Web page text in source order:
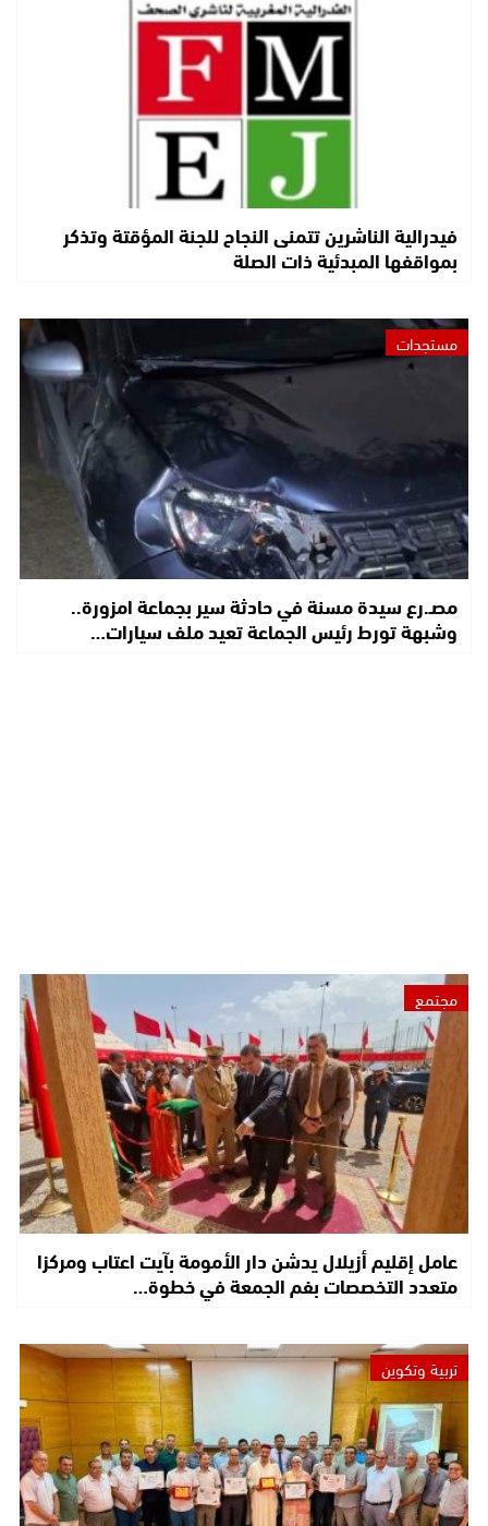
فيدرالية الناشرين تتمنى النجاح للجنة المؤقتة وتذكر
بمواقفها المبدئية ذات الصلة
مستجدات
مصـ.رع سيدة مسنة في حادثة سير بجماعة امزورة..
وشبهة تورط رئيس الجماعة تعيد ملف سيارات…
مجتمع
عامل إقليم أزيلال يدشن دار الأمومة بآيت اعتاب ومركزا
متعدد التخصصات بفم الجمعة في خطوة…
تربية وتكوين